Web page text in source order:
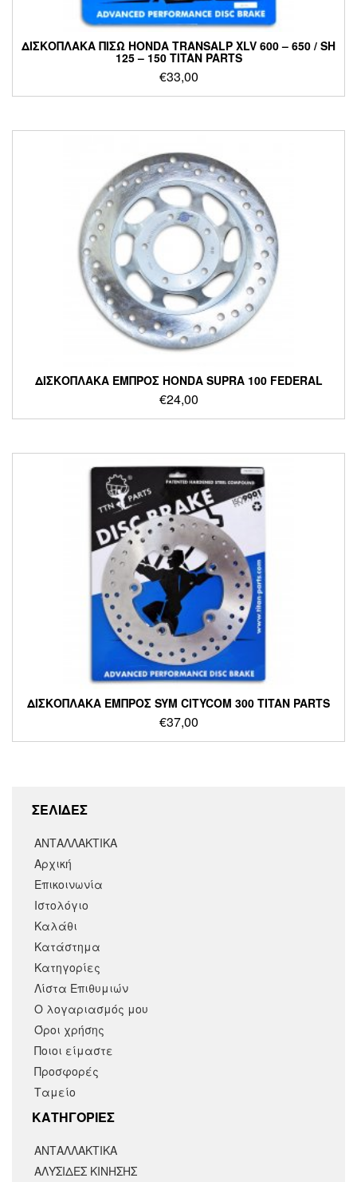
ΔΙΣΚΟΠΛΑΚΑ ΠΙΣΩ HONDA TRANSALP XLV 600 – 650 / SH
125 – 150 TITAN PARTS
€33,00
ΔΙΣΚΟΠΛΑΚΑ ΕΜΠΡΟΣ HONDA SUPRA 100 FEDERAL
€24,00
ΔΙΣΚΟΠΛΑΚΑ ΕΜΠΡΟΣ SYM CITYCOM 300 TITAN PARTS
€37,00
ΣΕΛΙΔΕΣ
ΑΝΤΑΛΛΑΚΤΙΚΑ
Αρχική
Επικοινωνία
Ιστολόγιο
Καλάθι
Κατάστημα
Κατηγορίες
Λίστα Επιθυμιών
Ο λογαριασμός μου
Όροι χρήσης
Ποιοι είμαστε
Προσφορές
Ταμείο
KΑΤΗΓΟΡΙΕΣ
ΑΝΤΑΛΛΑΚΤΙΚΆ
ΑΛΥΣΙΔΕΣ ΚΙΝΗΣΗΣ